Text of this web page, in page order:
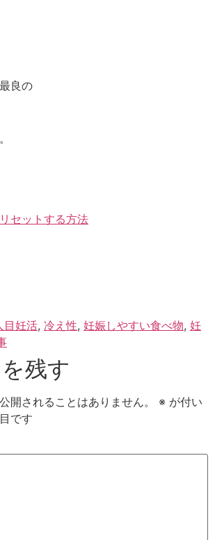
良の
セットする方法
目妊活, 冷え性, 妊娠しやすい食べ物, 妊
残す
開されることはありません。 ※ が付い
です